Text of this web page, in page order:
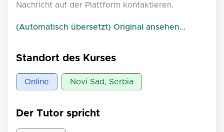
Nachricht auf der Plattform kontaktieren.
(Automatisch übersetzt) Original ansehen...
Standort des Kurses
Online Novi Sad, Serbia
Der Tutor spricht